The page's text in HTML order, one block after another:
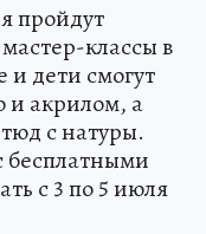
пройдут
классы в
и дети смогут
и акрилом, а
с натуры.
бесплатными
с 3 по 5 июля